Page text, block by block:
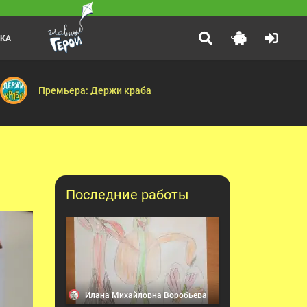
не вари — Волшебная ботаника
— Великая регата — Страшная путаница — Перетягивание
Ми-Ми-Мишки
День рождения Вали — Плохой Валя — Мультик — Большой
Премьера: Держи краба
Последние работы
Илана Михайловна Воробьева